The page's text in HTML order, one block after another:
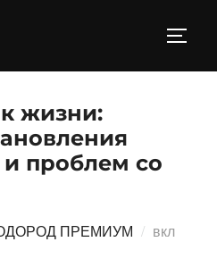
жизни:
проблем со
ПРЕМИУМ вкл